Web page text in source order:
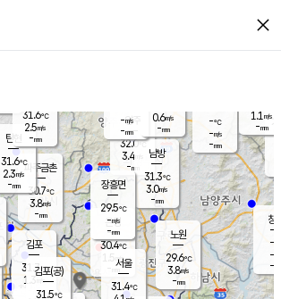
close
양주
32.0℃
3.4
-mm
파주금촌
30.7℃
3.8m/s
-mm
-℃
-m/s
-mm
창
-
-m/
-
탄현
31.6℃
2.3m/s
-mm
1.1 m/s
-mm
김포
31.7℃
1.3 m/s
mm
은평
30.4℃
1.5 m/s
- mm
노원
29.6℃
3.8m/s
-mm
남방
31.3℃
3.0m/s
-mm
장흥면
29.5℃
-m/s
-mm
-m/s
-mm
김포(공)
31.5℃
서울
31.4℃
31.6℃
2.5m/s
-mm
0.6m/s
-mm